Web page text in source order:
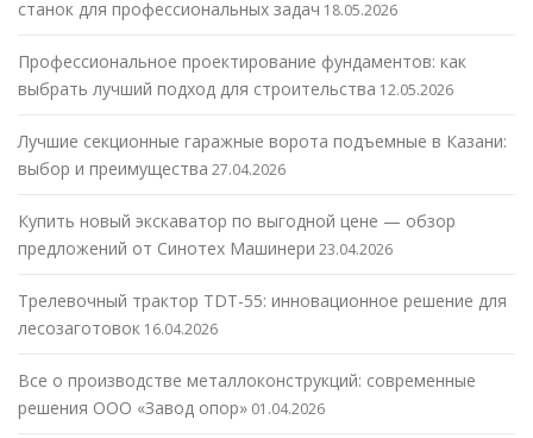
станок для профессиональных задач 18.05.2026
Профессиональное проектирование фундаментов: как
выбрать лучший подход для строительства 12.05.2026
Лучшие секционные гаражные ворота подъемные в Казани:
выбор и преимущества 27.04.2026
Купить новый экскаватор по выгодной цене — обзор
предложений от Синотех Машинери 23.04.2026
Трелевочный трактор TDT-55: инновационное решение для
лесозаготовок 16.04.2026
Все о производстве металлоконструкций: современные
решения ООО «Завод опор» 01.04.2026